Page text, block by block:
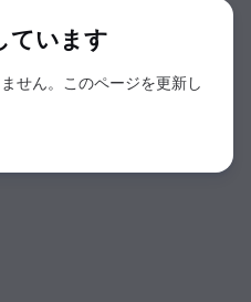
ています
せん。このページを更新し